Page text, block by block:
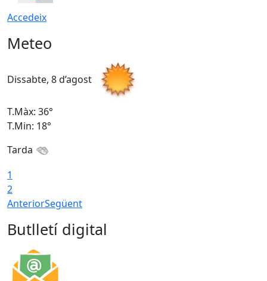
Accedeix
Meteo
Dissabte, 8 d’agost
T.Màx: 36°
T.Min: 18°
Tarda
1
2
AnteriorSegüent
Butlletí digital